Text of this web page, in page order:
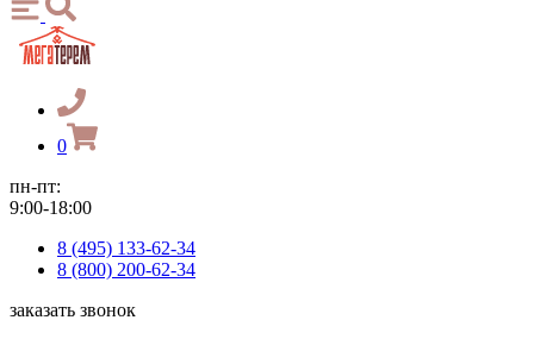
0
пн-пт:
9:00-18:00
8 (495) 133-62-34
8 (800) 200-62-34
заказать звонок